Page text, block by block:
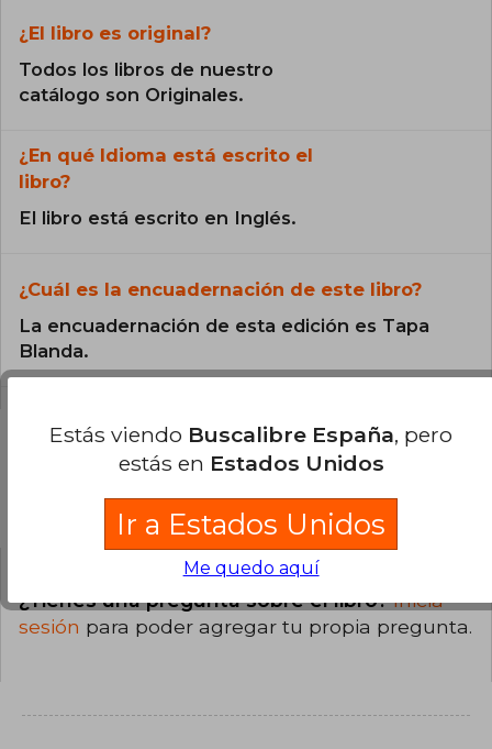
¿El libro es original?
Todos los libros de nuestro
catálogo son Originales.
¿En qué Idioma está escrito el
libro?
El libro está escrito en Inglés.
¿Cuál es la encuadernación de este libro?
La encuadernación de esta edición es Tapa
Blanda.
Preguntas y respuestas sobre el libro
¿Tienes una pregunta sobre el libro?Inicia
sesión para poder agregar tu propia pregunta.
Estás viendo Buscalibre España, pero
estás en Estados Unidos
Ir a Estados Unidos
Me quedo aquí